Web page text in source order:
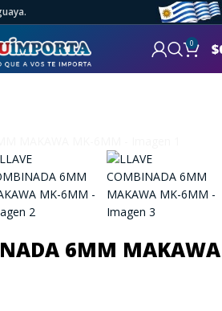
0 $
6MM MAKAWA